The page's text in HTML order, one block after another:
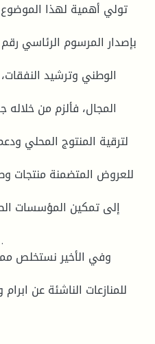
تولي أهمية لهذا
الوطني وترشيد
المجال، فألزم من
لترقية المنتوج المحلي
للعروض المتضمنة منتجات
إلى تمكين المؤسسات
وفي الأخير نستخلص
للمنازعات الناشئة عن